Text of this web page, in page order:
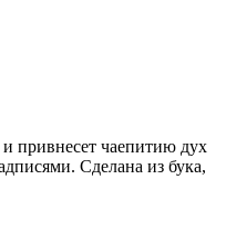
привнесет чаепитию дух
Сделана из бука,